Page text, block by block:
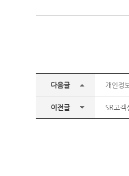
다음글 개인정
이전글 SR고객